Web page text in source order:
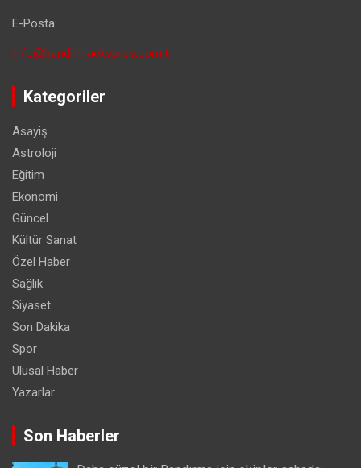
E-Posta:
info@bandirmaekspres.com.tr
Kategoriler
Asayiş
Astroloji
Eğitim
Ekonomi
Güncel
Kültür Sanat
Özel Haber
Sağlık
Siyaset
Son Dakika
Spor
Ulusal Haber
Yazarlar
Son Haberler